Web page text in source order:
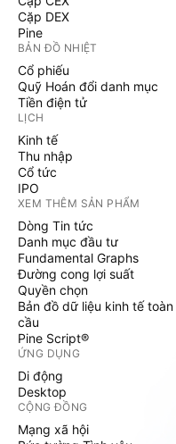
Cặp DEX
Pine
BẢN ĐỒ NHIỆT
Cổ phiếu
Quỹ Hoán đổi danh mục
Tiền điện tử
LỊCH
Kinh tế
Thu nhập
Cổ tức
IPO
XEM THÊM SẢN PHẨM
Dòng Tin tức
Danh mục đầu tư
Fundamental Graphs
Đường cong lợi suất
Quyền chọn
Bản đồ dữ liệu kinh tế toàn
cầu
Pine Script®
ỨNG DỤNG
Di động
Desktop
CỘNG ĐỒNG
Mạng xã hội